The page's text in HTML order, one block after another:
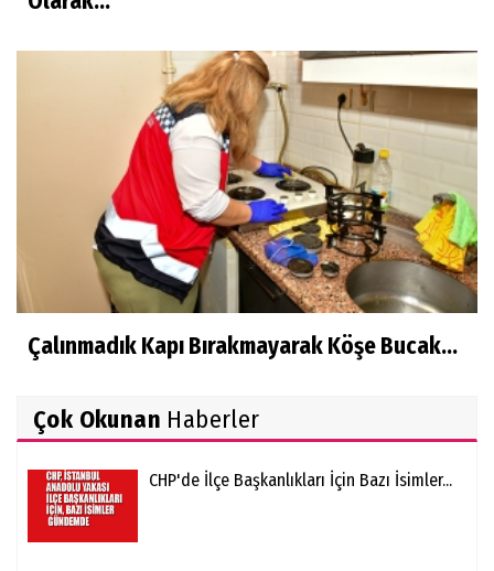
Çalınmadık Kapı Bırakmayarak Köşe Bucak...
Çok Okunan Haberler
CHP'de İlçe Başkanlıkları İçin Bazı İsimler...